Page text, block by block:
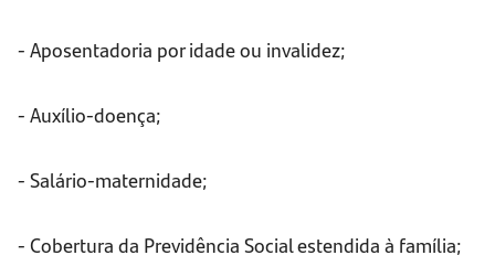
- Aposentadoria por idade ou invalidez;
- Auxílio-doença;
- Salário-maternidade;
- Cobertura da Previdência Social estendida à família;